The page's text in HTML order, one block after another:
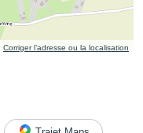
Corriger l’adresse ou la localisation